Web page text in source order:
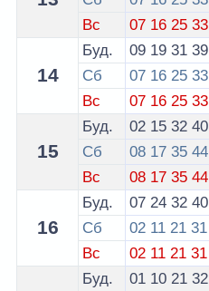
Вс
07 16 25 33
14
Буд. 09 19 31 39
Сб
07 16 25 33
Вс
07 16 25 33
15
Буд. 02 15 32 40
Сб
08 17 35 44
Вс
08 17 35 44
16
Буд. 07 24 32 40
Сб
02 11 21 31
Вс
02 11 21 31
Буд. 01 10 21 32